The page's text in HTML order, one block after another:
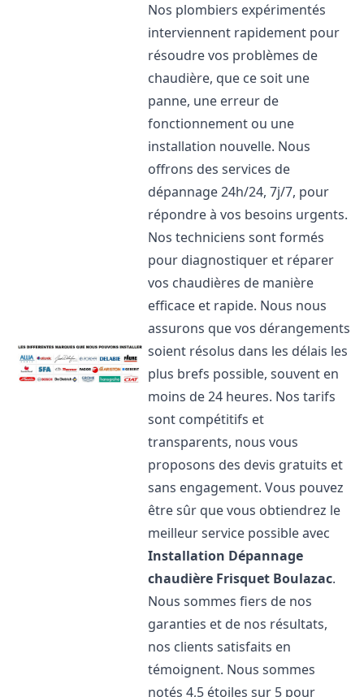
Nos plombiers expérimentés
interviennent rapidement pour
résoudre vos problèmes de
chaudière, que ce soit une
panne, une erreur de
fonctionnement ou une
installation nouvelle. Nous
offrons des services de
dépannage 24h/24, 7j/7, pour
répondre à vos besoins urgents.
Nos techniciens sont formés
pour diagnostiquer et réparer
vos chaudières de manière
efficace et rapide. Nous nous
assurons que vos dérangements
soient résolus dans les délais les
plus brefs possible, souvent en
moins de 24 heures. Nos tarifs
sont compétitifs et
transparents, nous vous
proposons des devis gratuits et
sans engagement. Vous pouvez
être sûr que vous obtiendrez le
meilleur service possible avec
Installation Dépannage
chaudière Frisquet Boulazac.
Nous sommes fiers de nos
garanties et de nos résultats,
nos clients satisfaits en
témoignent. Nous sommes
notés 4,5 étoiles sur 5 pour